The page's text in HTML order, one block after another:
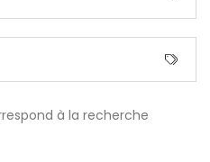
à la recherche